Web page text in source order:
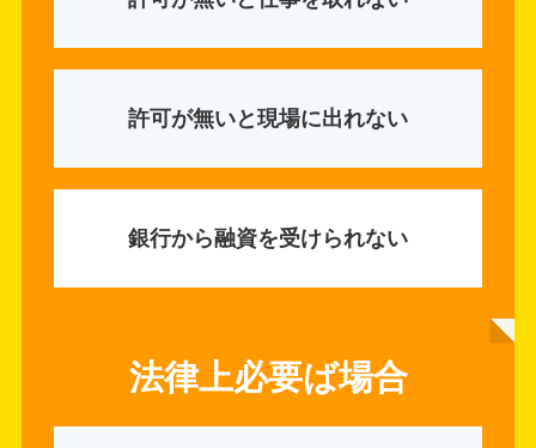
許可が無いと現場に出れない
銀行から融資を受けられない
法律上必要ば場合